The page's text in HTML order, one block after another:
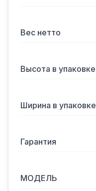
Вес нетто
Высота в упаковке
Ширина в упаковке
Гарантия
МОДЕЛЬ